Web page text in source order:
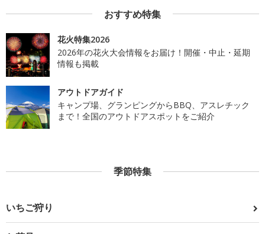
おすすめ特集
花火特集2026
2026年の花火大会情報をお届け！開催・中止・延期
情報も掲載
アウトドアガイド
キャンプ場、グランピングからBBQ、アスレチック
まで！全国のアウトドアスポットをご紹介
季節特集
いちご狩り